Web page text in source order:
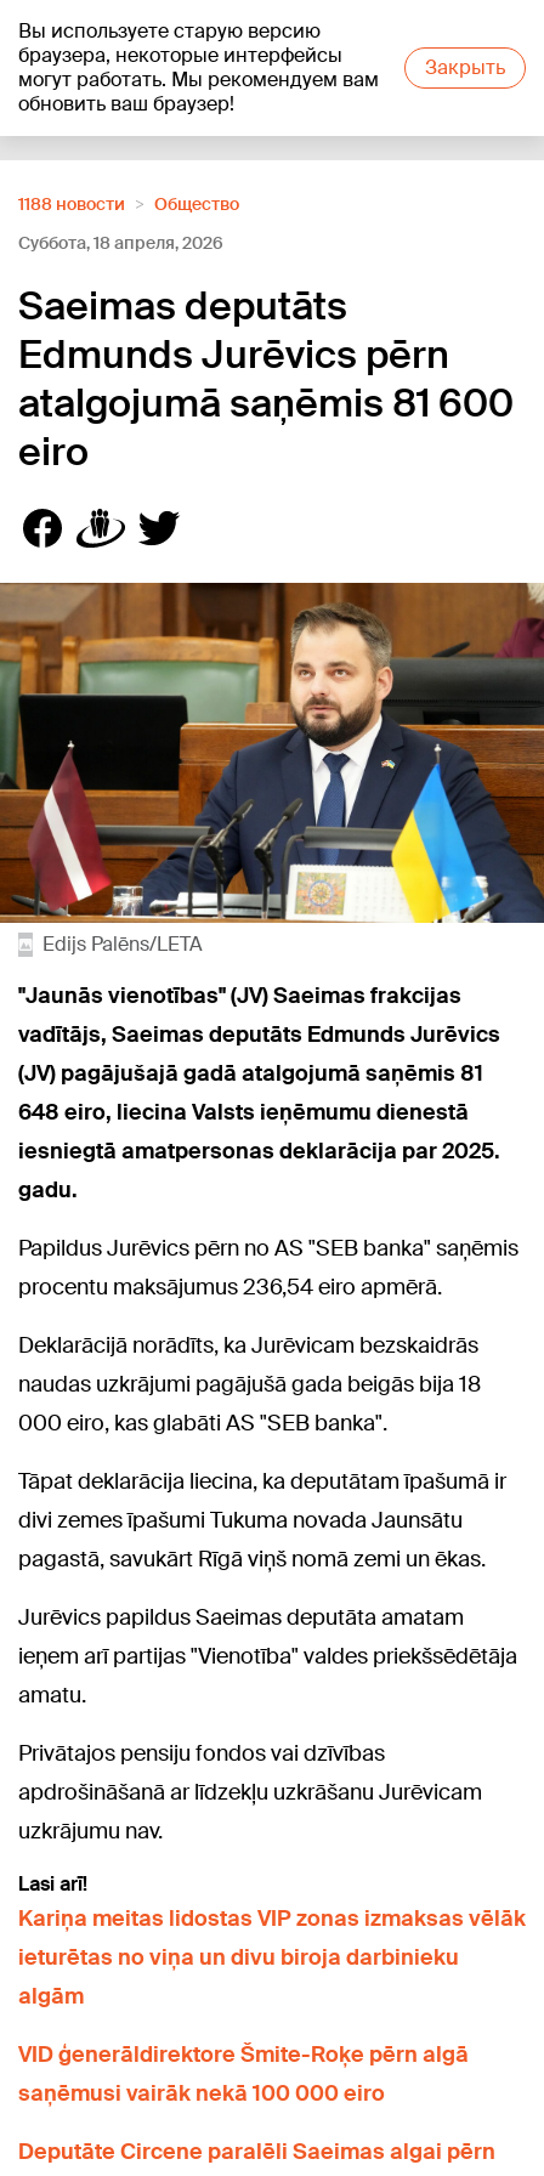
Вы используете старую версию
браузера, некоторые интерфейсы
могут работать. Мы рекомендуем вам
обновить ваш браузер!
Закрыть
+19°C
1188 новости
Oбщество
Суббота, 18 апреля, 2026
Saeimas deputāts
Edmunds Jurēvics pērn
atalgojumā saņēmis 81 600
eiro
Edijs Palēns/LETA
"Jaunās vienotības" (JV) Saeimas frakcijas
vadītājs, Saeimas deputāts Edmunds Jurēvics
(JV) pagājušajā gadā atalgojumā saņēmis 81
648 eiro, liecina Valsts ieņēmumu dienestā
iesniegtā amatpersonas deklarācija par 2025.
gadu.
Papildus Jurēvics pērn no AS "SEB banka" saņēmis
procentu maksājumus 236,54 eiro apmērā.
Deklarācijā norādīts, ka Jurēvicam bezskaidrās
naudas uzkrājumi pagājušā gada beigās bija 18
000 eiro, kas glabāti AS "SEB banka".
Tāpat deklarācija liecina, ka deputātam īpašumā ir
divi zemes īpašumi Tukuma novada Jaunsātu
pagastā, savukārt Rīgā viņš nomā zemi un ēkas.
Jurēvics papildus Saeimas deputāta amatam
ieņem arī partijas "Vienotība" valdes priekšsēdētāja
amatu.
Privātajos pensiju fondos vai dzīvības
apdrošināšanā ar līdzekļu uzkrāšanu Jurēvicam
uzkrājumu nav.
Lasi arī!
Kariņa meitas lidostas VIP zonas izmaksas vēlāk
ieturētas no viņa un divu biroja darbinieku
algām
VID ģenerāldirektore Šmite-Roķe pērn algā
saņēmusi vairāk nekā 100 000 eiro
Deputāte Circene paralēli Saeimas algai pērn